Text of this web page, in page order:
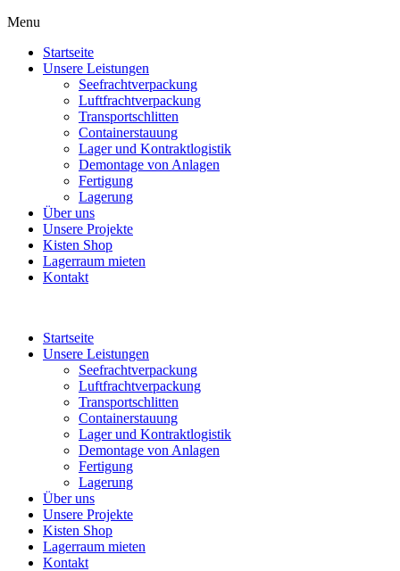
Menu
Startseite
Unsere Leistungen
Seefrachtverpackung
Luftfrachtverpackung
Transportschlitten
Containerstauung
Lager und Kontraktlogistik
Demontage von Anlagen
Fertigung
Lagerung
Über uns
Unsere Projekte
Kisten Shop
Lagerraum mieten
Kontakt
Startseite
Unsere Leistungen
Seefrachtverpackung
Luftfrachtverpackung
Transportschlitten
Containerstauung
Lager und Kontraktlogistik
Demontage von Anlagen
Fertigung
Lagerung
Über uns
Unsere Projekte
Kisten Shop
Lagerraum mieten
Kontakt